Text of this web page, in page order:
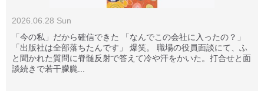
2026.06.28 Sun
「今の私」だから確信できた 「なんでこの会社に入ったの？」
「出版社は全部落ちたんです」 爆笑。 職場の役員面談にて、ふ
と聞かれた質問に脊髄反射で答えて冷や汗をかいた。打合せと面
談続きで若干朦朧...